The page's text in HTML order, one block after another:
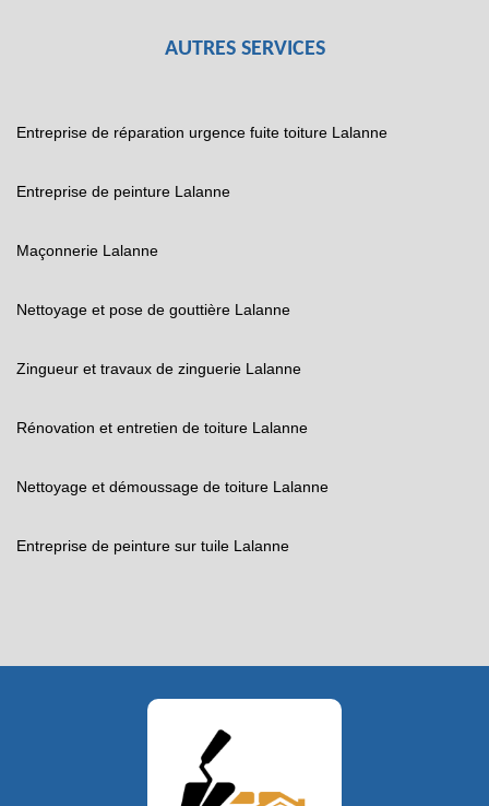
AUTRES SERVICES
Entreprise de réparation urgence fuite toiture Lalanne
Entreprise de peinture Lalanne
Maçonnerie Lalanne
Nettoyage et pose de gouttière Lalanne
Zingueur et travaux de zinguerie Lalanne
Rénovation et entretien de toiture Lalanne
Nettoyage et démoussage de toiture Lalanne
Entreprise de peinture sur tuile Lalanne